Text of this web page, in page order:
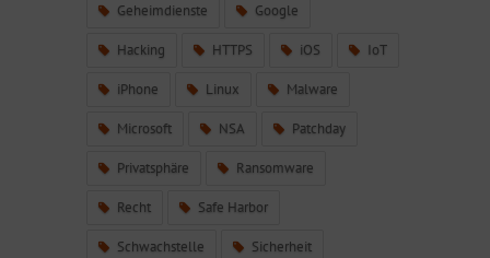
Geheimdienste Google
Hacking HTTPS iOS IoT
iPhone Linux Malware
Microsoft NSA Patchday
Privatsphäre Ransomware
Recht Safe Harbor
Schwachstelle Sicherheit